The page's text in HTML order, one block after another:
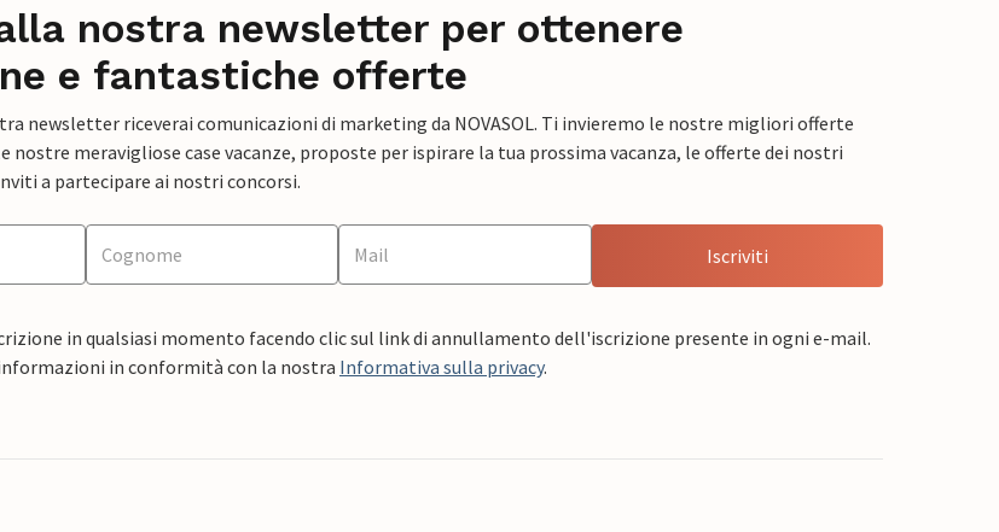
nostra newsletter per ottenere
e fantastiche offerte
newsletter riceverai comunicazioni di marketing da NOVASOL. Ti invieremo le nostre migliori offerte
nostre meravigliose case vacanze, proposte per ispirare la tua prossima vacanza, le offerte dei nostri
a partecipare ai nostri concorsi.
Iscriviti
in qualsiasi momento facendo clic sul link di annullamento dell'iscrizione presente in ogni e-mail.
in conformità con la nostra Informativa sulla privacy.